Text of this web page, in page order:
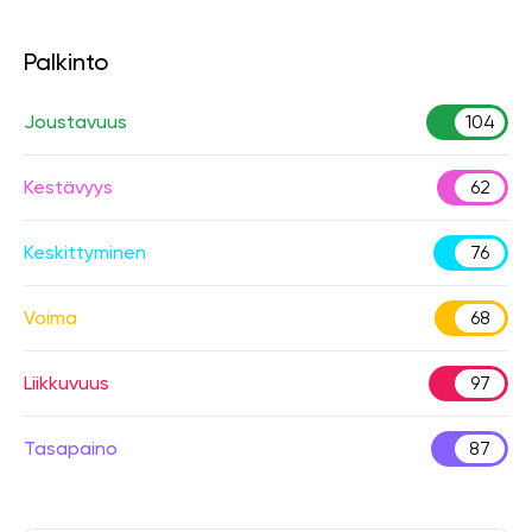
Palkinto
Joustavuus 104
Kestävyys 62
Keskittyminen 76
Voima 68
Liikkuvuus 97
Tasapaino 87